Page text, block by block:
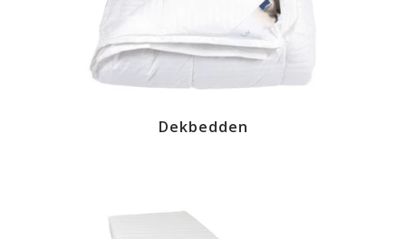
Dekbedden